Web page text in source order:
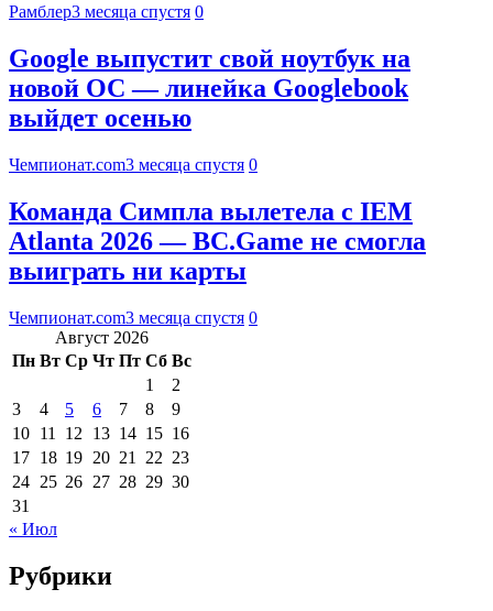
Рамблер3 месяца спустя 0
Google выпустит свой ноутбук на
новой ОС — линейка Googlebook
выйдет осенью
Чемпионат.com3 месяца спустя 0
Команда Симпла вылетела с IEM
Atlanta 2026 — BC.Game не смогла
выиграть ни карты
Чемпионат.com3 месяца спустя 0
Август 2026
Пн Вт Ср Чт Пт Сб Вс
1
2
3
4 5 6 7 8
9
10 11 12 13 14 15 16
17 18 19 20 21 22 23
24 25 26 27 28 29 30
31
« Июл
Рубрики